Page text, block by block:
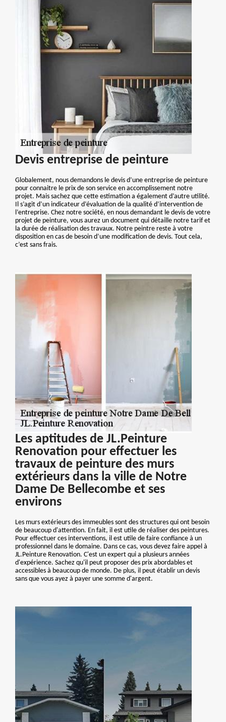
Devis entreprise de peinture
Globalement, nous demandons le devis d’une entreprise de peinture
pour connaitre le prix de son service en accomplissement notre
projet. Mais sachez que cette estimation a également d’autre utilité.
Il s’agit d’un indicateur d’évaluation de la qualité d’intervention de
l’entreprise. Chez notre société, en nous demandant le devis de votre
projet de peinture, vous aurez un document qui détaille notre tarif et
la durée de réalisation des travaux. Notre peintre reste à votre
disposition en cas de besoin d’une modification de devis. Tout cela,
c’est sans frais.
Les aptitudes de JL.Peinture
Renovation pour effectuer les
travaux de peinture des murs
extérieurs dans la ville de Notre
Dame De Bellecombe et ses
environs
Les murs extérieurs des immeubles sont des structures qui ont besoin
de beaucoup d'attention. En fait, il est utile de réaliser des peintures.
Pour effectuer ces interventions, il est utile de faire confiance à un
professionnel dans le domaine. Dans ce cas, vous devez faire appel à
JL.Peinture Renovation. C'est un expert qui a plusieurs années
d'expérience. Sachez qu'il peut proposer des prix abordables et
accessibles à beaucoup de monde. De plus, il peut établir un devis
sans que vous ayez à payer une somme d'argent.